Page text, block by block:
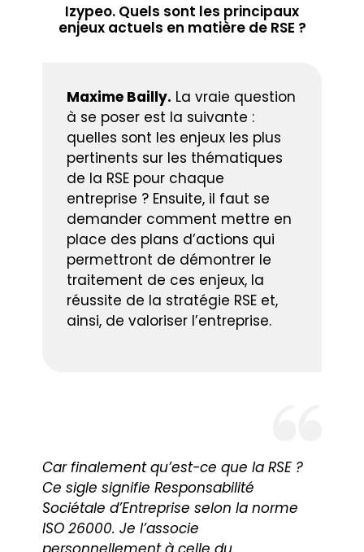
Izypeo. Quels sont les principaux
enjeux actuels en matière de RSE ?
Maxime Bailly. La vraie question
à se poser est la suivante :
quelles sont les enjeux les plus
pertinents sur les thématiques
de la RSE pour chaque
entreprise ? Ensuite, il faut se
demander comment mettre en
place des plans d’actions qui
permettront de démontrer le
traitement de ces enjeux, la
réussite de la stratégie RSE et,
ainsi, de valoriser l’entreprise.
Car finalement qu’est-ce que la RSE ?
Ce sigle signifie Responsabilité
Sociétale d’Entreprise selon la norme
ISO 26000. Je l’associe